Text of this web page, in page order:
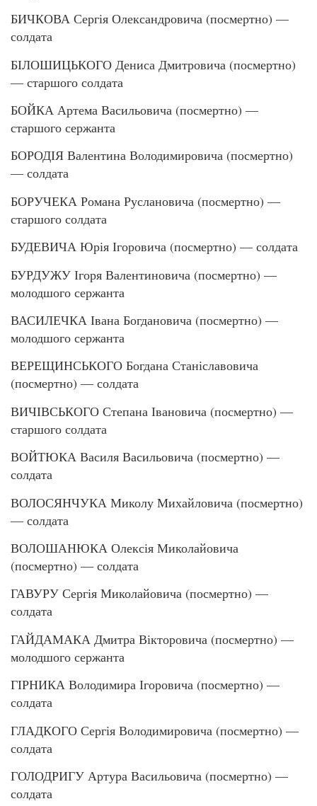
БИЧКОВА Сергія Олександровича (посмертно) —
солдата
БІЛОШИЦЬКОГО Дениса Дмитровича (посмертно)
— старшого солдата
БОЙКА Артема Васильовича (посмертно) —
старшого сержанта
БОРОДІЯ Валентина Володимировича (посмертно)
— солдата
БОРУЧЕКА Романа Руслановича (посмертно) —
старшого солдата
БУДЕВИЧА Юрія Ігоровича (посмертно) — солдата
БУРДУЖУ Ігоря Валентиновича (посмертно) —
молодшого сержанта
ВАСИЛЕЧКА Івана Богдановича (посмертно) —
молодшого сержанта
ВЕРЕЩИНСЬКОГО Богдана Станіславовича
(посмертно) — солдата
ВИЧІВСЬКОГО Степана Івановича (посмертно) —
старшого солдата
ВОЙТЮКА Василя Васильовича (посмертно) —
солдата
ВОЛОСЯНЧУКА Миколу Михайловича (посмертно)
— солдата
ВОЛОШАНЮКА Олексія Миколайовича
(посмертно) — солдата
ГАВУРУ Сергія Миколайовича (посмертно) —
солдата
ГАЙДАМАКА Дмитра Вікторовича (посмертно) —
молодшого сержанта
ГІРНИКА Володимира Ігоровича (посмертно) —
солдата
ГЛАДКОГО Сергія Володимировича (посмертно) —
солдата
ГОЛОДРИГУ Артура Васильовича (посмертно) —
солдата